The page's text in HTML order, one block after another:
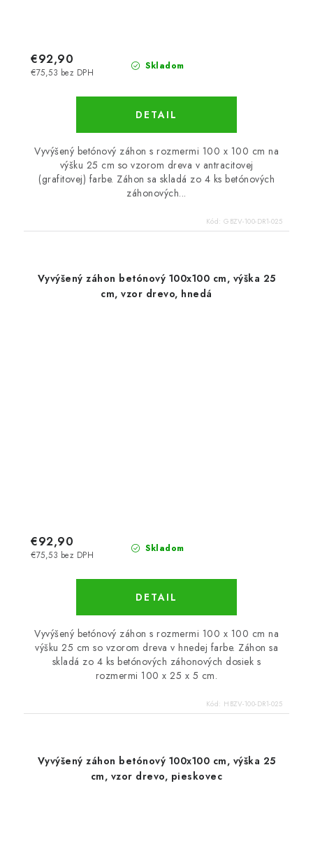
Skladom
€75,53 bez DPH
€92,90
DETAIL
Vyvýšený betónový záhon s rozmermi 100 x 100 cm na
výšku 25 cm so vzorom dreva v antracitovej
(grafitovej) farbe. Záhon sa skladá zo 4 ks betónových
záhonových...
Kód: GBZV-100-DR1-025
Vyvýšený záhon betónový 100x100 cm, výška 25
cm, vzor drevo, hnedá
Skladom
€75,53 bez DPH
€92,90
DETAIL
Vyvýšený betónový záhon s rozmermi 100 x 100 cm na
výšku 25 cm so vzorom dreva v hnedej farbe. Záhon sa
skladá zo 4 ks betónových záhonových dosiek s
rozmermi 100 x 25 x 5 cm.
Kód: HBZV-100-DR1-025
Vyvýšený záhon betónový 100x100 cm, výška 25
cm, vzor drevo, pieskovec